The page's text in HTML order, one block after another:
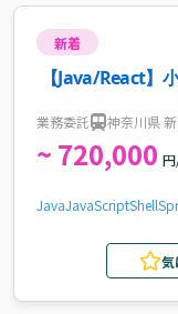
新着
【Java/React】
業務委託 神奈川県
~ 720,000
JavaJavaScriptShell
気